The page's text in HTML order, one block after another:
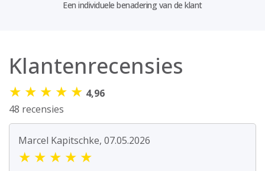
Een individuele benadering van de klant
Klantenrecensies
★ ★ ★ ★ ★ 4,96
48 recensies
Marcel Kapitschke, 07.05.2026
★ ★ ★ ★ ★